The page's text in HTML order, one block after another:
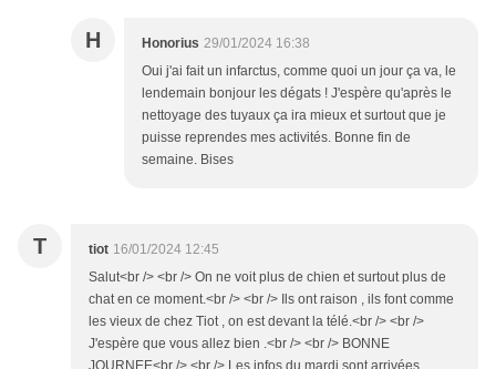
H Honorius 29/01/2024 16:38
Oui j'ai fait un infarctus, comme quoi un jour ça va, le
lendemain bonjour les dégats ! J'espère qu'après le
nettoyage des tuyaux ça ira mieux et surtout que je
puisse reprendes mes activités. Bonne fin de
semaine. Bises
T tiot 16/01/2024 12:45
Salut<br /> <br /> On ne voit plus de chien et surtout plus de
chat en ce moment.<br /> <br /> Ils ont raison , ils font comme
les vieux de chez Tiot , on est devant la télé.<br /> <br />
J'espère que vous allez bien .<br /> <br /> BONNE
JOURNEE<br /> <br /> Les infos du mardi sont arrivées.